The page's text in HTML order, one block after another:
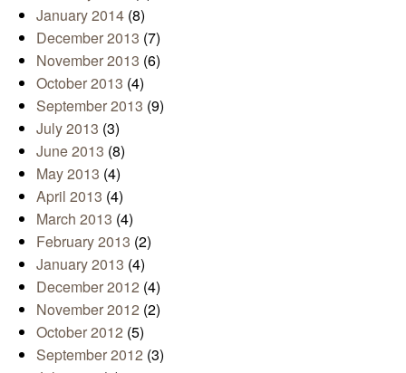
January 2014 (8)
December 2013 (7)
November 2013 (6)
October 2013 (4)
September 2013 (9)
July 2013 (3)
June 2013 (8)
May 2013 (4)
April 2013 (4)
March 2013 (4)
February 2013 (2)
January 2013 (4)
December 2012 (4)
November 2012 (2)
October 2012 (5)
September 2012 (3)